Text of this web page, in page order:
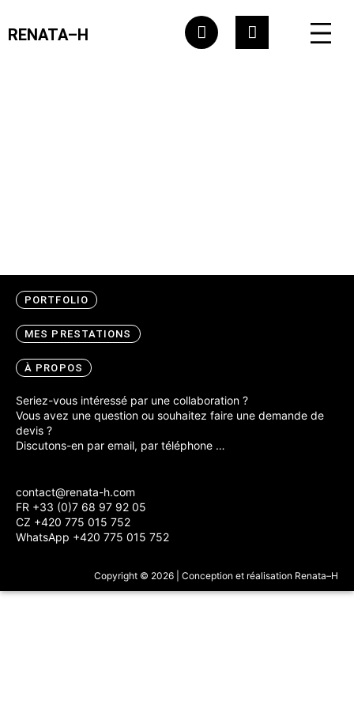
RENATA–H
PORTFOLIO
MES PRESTATIONS
À PROPOS
Seriez-vous intéressé par une collaboration ?
Vous avez une question ou souhaitez faire une demande de
devis ?
Discutons-en par email, par téléphone …
contact@renata-h.com
FR +33 (0)7 68 97 92 05
CZ +420 775 015 752
WhatsApp +420 775 015 752
Copyright © 2026 | Conception et réalisation Renata–H